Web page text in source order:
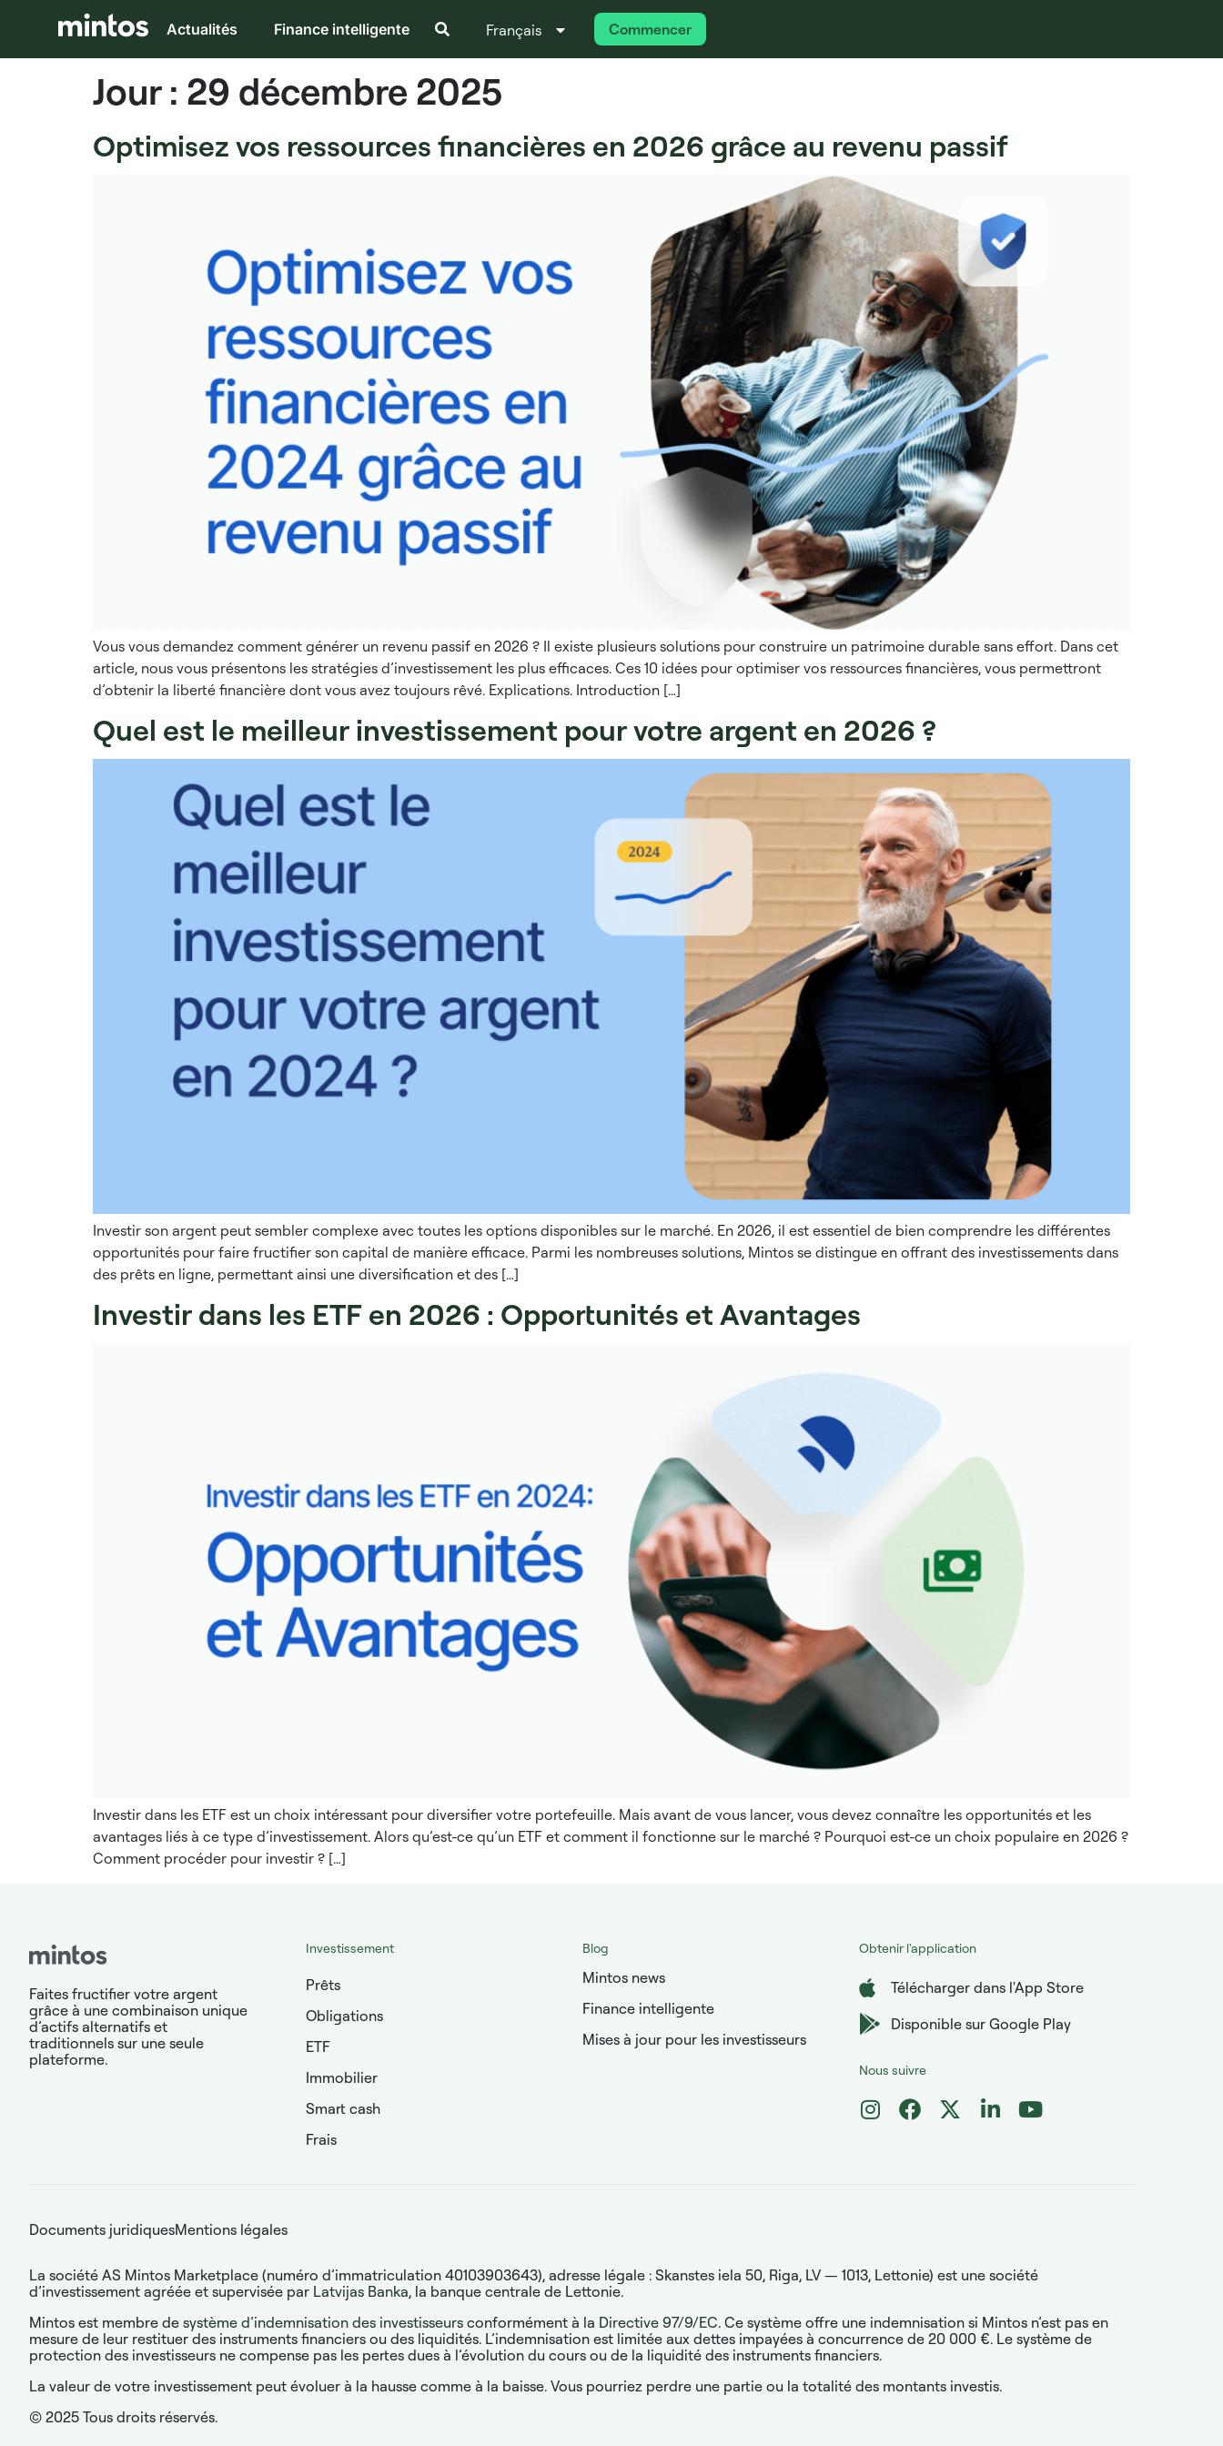
Actualités Finance intelligente Français
Italiano Commencer
Jour : 29 décembre 2025
Optimisez vos ressources financières en 2026 grâce au revenu passif
Vous vous demandez comment générer un revenu passif en 2026 ? Il existe plusieurs solutions pour construire un patrimoine durable sans effort. Dans cet
article, nous vous présentons les stratégies d’investissement les plus efficaces. Ces 10 idées pour optimiser vos ressources financières, vous permettront
d’obtenir la liberté financière dont vous avez toujours rêvé. Explications. Introduction […]
Quel est le meilleur investissement pour votre argent en 2026 ?
Investir son argent peut sembler complexe avec toutes les options disponibles sur le marché. En 2026, il est essentiel de bien comprendre les différentes
opportunités pour faire fructifier son capital de manière efficace. Parmi les nombreuses solutions, Mintos se distingue en offrant des investissements dans
des prêts en ligne, permettant ainsi une diversification et des […]
Investir dans les ETF en 2026 : Opportunités et Avantages
Investir dans les ETF est un choix intéressant pour diversifier votre portefeuille. Mais avant de vous lancer, vous devez connaître les opportunités et les
avantages liés à ce type d’investissement. Alors qu’est-ce qu’un ETF et comment il fonctionne sur le marché ? Pourquoi est-ce un choix populaire en 2026 ?
Comment procéder pour investir ? […]
Faites fructifier votre argent
grâce à une combinaison unique
d’actifs alternatifs et
traditionnels sur une seule
plateforme.
Investissement
Prêts
Obligations
ETF
Immobilier
Smart cash
Frais
Blog
Mintos news
Finance intelligente
Mises à jour pour les investisseurs
Obtenir l'application
Télécharger dans l'App Store
Disponible sur Google Play
Nous suivre
Documents juridiquesMentions légales
La société AS Mintos Marketplace (numéro d’immatriculation 40103903643), adresse légale : Skanstes iela 50, Riga, LV — 1013, Lettonie) est une société
d’investissement agréée et supervisée par Latvijas Banka, la banque centrale de Lettonie.
Mintos est membre de système d’indemnisation des investisseurs conformément à la Directive 97/9/EC. Ce système offre une indemnisation si Mintos n’est pas en
mesure de leur restituer des instruments financiers ou des liquidités. L’indemnisation est limitée aux dettes impayées à concurrence de 20 000 €. Le système de
protection des investisseurs ne compense pas les pertes dues à l’évolution du cours ou de la liquidité des instruments financiers.
La valeur de votre investissement peut évoluer à la hausse comme à la baisse. Vous pourriez perdre une partie ou la totalité des montants investis.
© 2025 Tous droits réservés.